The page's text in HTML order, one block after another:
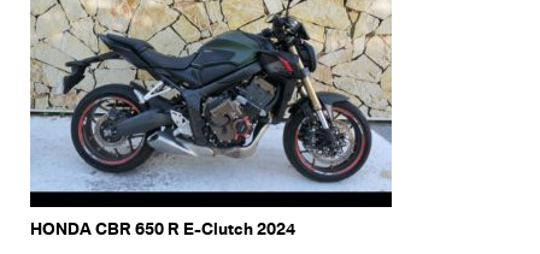
HONDA CBR 650 R E-Clutch 2024